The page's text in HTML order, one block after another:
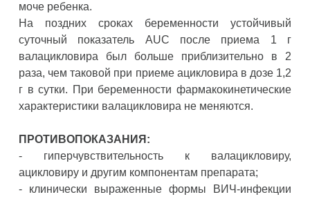
моче ребенка.
На поздних сроках беременности устойчивый
суточный показатель AUC после приема 1 г
валацикловира был больше приблизительно в 2
раза, чем таковой при приеме ацикловира в дозе 1,2
г в сутки. При беременности фармакокинетические
характеристики валацикловира не меняются.
ПРОТИВОПОКАЗАНИЯ:
- гиперчувствительность к валацикловиру,
ацикловиру и другим компонентам препарата;
- клинически выраженные формы ВИЧ-инфекции